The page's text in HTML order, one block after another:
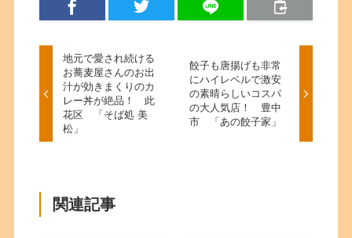
地元で愛され続ける
お蕎麦屋さんのお出
汁が効きまくりのカ
レー丼が絶品！ 此
花区 「そば処 美
松」
餃子も唐揚げも非常
にハイレベルで激安
の素晴らしいコスパ
の大人気店！ 豊中
市 「あの餃子家」
関連記事